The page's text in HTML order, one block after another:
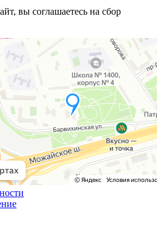
вы соглашаетесь на сбор